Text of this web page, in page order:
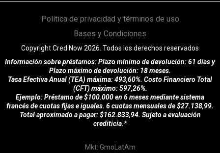
Política de privacidad y términos de uso
Bases y Condiciones
Copyright Cred Now 2026. Todos los derechos reservados
Información sobre préstamos: Plazo mínimo de devolución: 61 días y
Plazo máximo de devolución: 18 meses.
Tasa Efectiva Anual (TEA) máxima: 493,60%. Costo Financiero Total
(CFT) máximo: 597,26%.
Ejemplo: Préstamo de $100.000 en 6 meses mediante sistema
francés de cuotas fijas e iguales. 6 cuotas mensuales de $27.138,99.
Total aproximado a pagar: $162.833,94. Sujeto a evaluación
crediticia.*
Mkt: GmoLatAm